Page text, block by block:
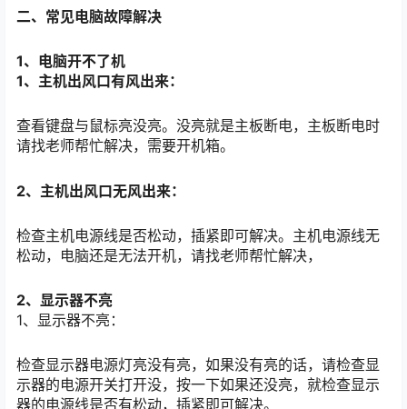
二、常见电脑故障解决
1、电脑开不了机
1、主机出风口有风出来：
查看键盘与鼠标亮没亮。没亮就是主板断电，主板断电时
请找老师帮忙解决，需要开机箱。
2、主机出风口无风出来：
检查主机电源线是否松动，插紧即可解决。主机电源线无
松动，电脑还是无法开机，请找老师帮忙解决，
2、显示器不亮
1、显示器不亮：
检查显示器电源灯亮没有亮，如果没有亮的话，请检查显
示器的电源开关打开没，按一下如果还没亮，就检查显示
器的电源线是否有松动，插紧即可解决。